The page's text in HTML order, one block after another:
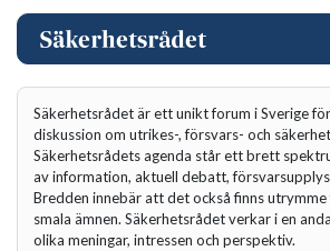
Säkerhetsrådet är ett unikt forum i Sverige
diskussion om utrikes-, försvars- och
Säkerhetsrådets agenda står ett brett
av information, aktuell debatt,
Bredden innebär att det också finns
smala ämnen. Säkerhetsrådet verkar i en
olika meningar, intressen och perspektiv.